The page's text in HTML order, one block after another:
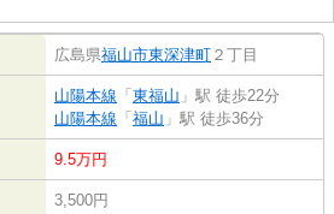
広島県福山市東深津町 ２丁目
山陽本線 「 東福山 」駅 徒歩22分
山陽本線 「 福山 」駅 徒歩36分
9.5万円
3,500円